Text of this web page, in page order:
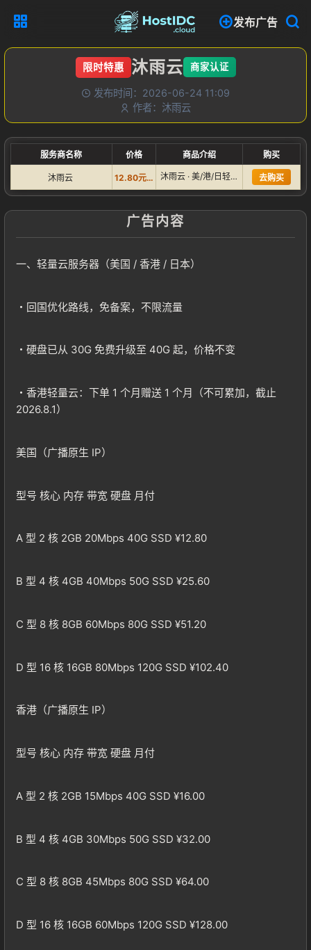
发布广告
限时特惠 沐雨云 商家认证
发布时间：2026-06-24 11:09
作者：沐雨云
服务商名称 价格 商品介绍 购买
沐雨云 12.80元/月 沐雨云 · 美/港/日轻量云 & 美国双ISP住宅主机 买一… 去购买
广告内容
一、轻量云服务器（美国 / 香港 / 日本）
・回国优化路线，免备案，不限流量
・硬盘已从 30G 免费升级至 40G 起，价格不变
・香港轻量云：下单 1 个月赠送 1 个月（不可累加，截止
2026.8.1）
美国（广播原生 IP）
型号 核心 内存 带宽 硬盘 月付
A 型 2 核 2GB 20Mbps 40G SSD ¥12.80
B 型 4 核 4GB 40Mbps 50G SSD ¥25.60
C 型 8 核 8GB 60Mbps 80G SSD ¥51.20
D 型 16 核 16GB 80Mbps 120G SSD ¥102.40
香港（广播原生 IP）
型号 核心 内存 带宽 硬盘 月付
A 型 2 核 2GB 15Mbps 40G SSD ¥16.00
B 型 4 核 4GB 30Mbps 50G SSD ¥32.00
C 型 8 核 8GB 45Mbps 80G SSD ¥64.00
D 型 16 核 16GB 60Mbps 120G SSD ¥128.00